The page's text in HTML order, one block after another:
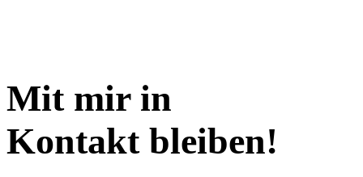
Mit mir in
Kontakt bleiben!